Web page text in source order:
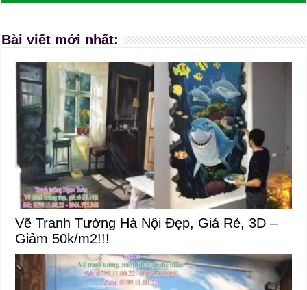
Bài viết mới nhất:
Vẽ Tranh Tường Hà Nội Đẹp, Giá Rẻ, 3D –
Giảm 50k/m2!!!